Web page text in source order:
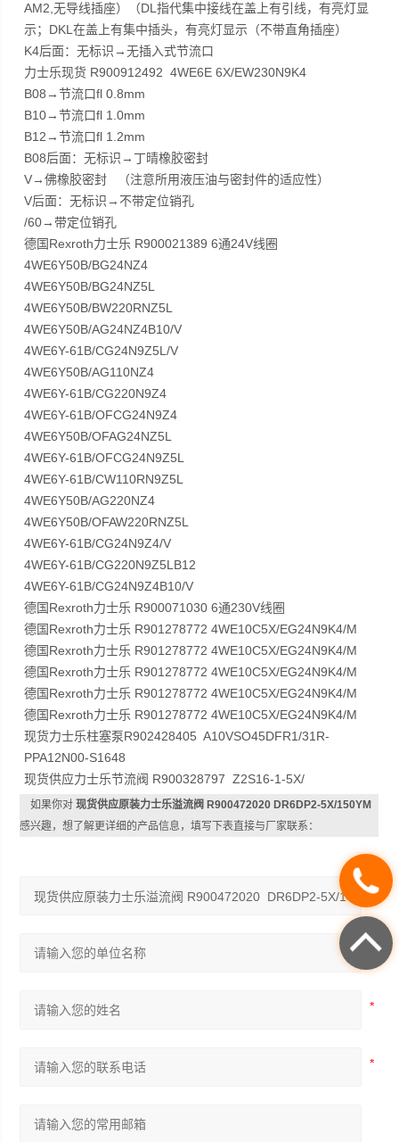
AM2,无导线插座）（DL指代集中接线在盖上有引线，有亮灯显
示；DKL在盖上有集中插头，有亮灯显示（不带直角插座）
K4后面：无标识→无插入式节流口
力士乐现货 R900912492 4WE6E 6X/EW230N9K4
B08→节流口fl 0.8mm
B10→节流口fl 1.0mm
B12→节流口fl 1.2mm
B08后面：无标识→丁晴橡胶密封
V→佛橡胶密封 （注意所用液压油与密封件的适应性）
V后面：无标识→不带定位销孔
/60→带定位销孔
德国Rexroth力士乐 R900021389 6通24V线圈
4WE6Y50B/BG24NZ4
4WE6Y50B/BG24NZ5L
4WE6Y50B/BW220RNZ5L
4WE6Y50B/AG24NZ4B10/V
4WE6Y-61B/CG24N9Z5L/V
4WE6Y50B/AG110NZ4
4WE6Y-61B/CG220N9Z4
4WE6Y-61B/OFCG24N9Z4
4WE6Y50B/OFAG24NZ5L
4WE6Y-61B/OFCG24N9Z5L
4WE6Y-61B/CW110RN9Z5L
4WE6Y50B/AG220NZ4
4WE6Y50B/OFAW220RNZ5L
4WE6Y-61B/CG24N9Z4/V
4WE6Y-61B/CG220N9Z5LB12
4WE6Y-61B/CG24N9Z4B10/V
德国Rexroth力士乐 R900071030 6通230V线圈
德国Rexroth力士乐 R901278772 4WE10C5X/EG24N9K4/M
德国Rexroth力士乐 R901278772 4WE10C5X/EG24N9K4/M
德国Rexroth力士乐 R901278772 4WE10C5X/EG24N9K4/M
德国Rexroth力士乐 R901278772 4WE10C5X/EG24N9K4/M
德国Rexroth力士乐 R901278772 4WE10C5X/EG24N9K4/M
现货力士乐柱塞泵R902428405 A10VSO45DFR1/31R-
PPA12N00-S1648
现货供应力士乐节流阀 R900328797 Z2S16-1-5X/
如果你对现货供应原装力士乐溢流阀 R900472020 DR6DP2-5X/150YM
感兴趣，想了解更详细的产品信息，填写下表直接与厂家联系：